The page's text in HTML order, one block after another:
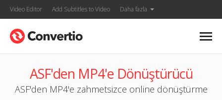
Video Editor Add Subtitles to Video Daha fazla
ASF'den MP4'e Dönüştürücü
ASF'den MP4'e zahmetsizce online dönüştürme